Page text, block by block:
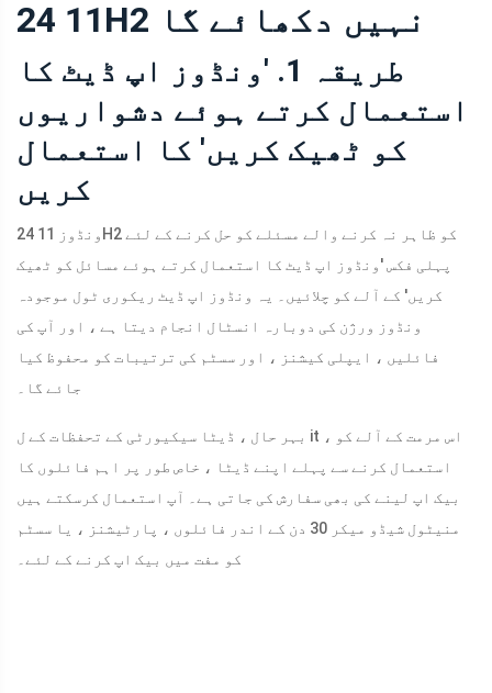
11 24H2 نہیں دکھائے گا
طریقہ 1. 'ونڈوز اپ ڈیٹ کا
استعمال کرتے ہوئے دشواریوں
کو ٹھیک کریں' کا استعمال
کریں
ونڈوز 11 24H2 کو ظاہر نہ کرنے والے مسئلے کو حل کرنے کے لئے
پہلی فکس 'ونڈوز اپ ڈیٹ کا استعمال کرتے ہوئے مسائل کو ٹھیک
کریں' کے آلے کو چلائیں۔ یہ ونڈوز اپ ڈیٹ ریکوری ٹول موجودہ
ونڈوز ورژن کی دوبارہ انسٹال انجام دیتا ہے ، اور آپ کی
فائلیں ، ایپلی کیشنز ، اور سسٹم کی ترتیبات کو محفوظ کیا
جائے گا۔
بہر حال ، ڈیٹا سیکیورٹی کے تحفظات کے ل it ، اس مرمت کے آلے کو
استعمال کرنے سے پہلے اپنے ڈیٹا ، خاص طور پر اہم فائلوں کا
بیک اپ لینے کی بھی سفارش کی جاتی ہے۔ آپ استعمال کرسکتے ہیں
منیٹول شیڈو میکر 30 دن کے اندر فائلوں ، پارٹیشنز ، یا سسٹم
کو مفت میں بیک اپ کرنے کے لئے۔